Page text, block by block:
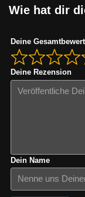
Wie hat dir
Deine
Deine Rezension
Dein Name